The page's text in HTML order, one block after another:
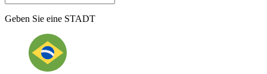
Geben Sie eine STADT